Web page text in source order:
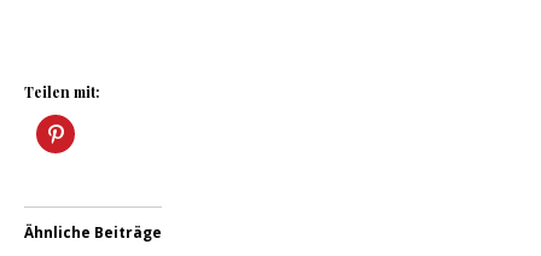
Teilen mit:
Ähnliche Beiträge